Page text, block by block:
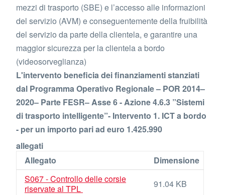
mezzi di trasporto (SBE) e l’accesso alle informazioni
del servizio (AVM) e conseguentemente della fruibilità
del servizio da parte della clientela, e garantire una
maggior sicurezza per la clientela a bordo
(videosorveglianza)
L'intervento beneficia dei finanziamenti stanziati
dal Programma Operativo Regionale – POR 2014–
2020– Parte FESR– Asse 6 - Azione 4.6.3 ”Sistemi
di trasporto intelligente”- Intervento 1. ICT a bordo
- per un importo pari ad euro 1.425.990
allegati
Allegato
Dimensione
S067 - Controllo delle corsie
riservate al TPL
91.04 KB